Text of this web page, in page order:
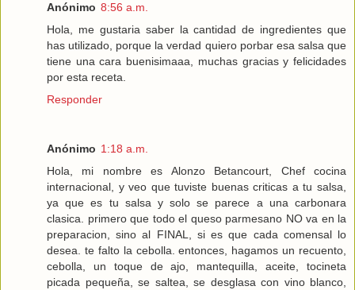
Anónimo 8:56 a.m.
Hola, me gustaria saber la cantidad de ingredientes que
has utilizado, porque la verdad quiero porbar esa salsa que
tiene una cara buenisimaaa, muchas gracias y felicidades
por esta receta.
Responder
Anónimo 1:18 a.m.
Hola, mi nombre es Alonzo Betancourt, Chef cocina
internacional, y veo que tuviste buenas criticas a tu salsa,
ya que es tu salsa y solo se parece a una carbonara
clasica. primero que todo el queso parmesano NO va en la
preparacion, sino al FINAL, si es que cada comensal lo
desea. te falto la cebolla. entonces, hagamos un recuento,
cebolla, un toque de ajo, mantequilla, aceite, tocineta
picada pequeña, se saltea, se desglasa con vino blanco,